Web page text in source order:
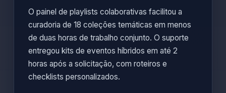
O painel de playlists colaborativas facilitou a
curadoria de 18 coleções temáticas em menos
de duas horas de trabalho conjunto. O suporte
entregou kits de eventos híbridos em até 2
horas após a solicitação, com roteiros e
checklists personalizados.